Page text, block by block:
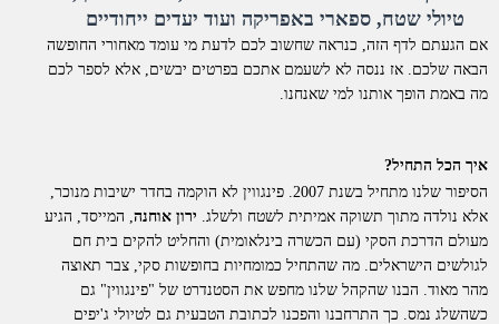
טיולי שטח, ספארי באפריקה ועוד יעדים ייחודיים
אם הגעתם לדף הזה, כנראה שחשוב לכם לדעת מי עומד מאחורי החופשה
הבאה שלכם. אז ננסה לא לשעמם אתכם בפרטים יבשים, אלא לספר לכם
מה באמת הופך אותנו למי שאנחנו.
איך הכל התחיל?
הסיפור שלנו מתחיל בשנת 2007. פינגווין לא הוקמה בחדר ישיבות מנוכר,
אלא נולדה מתוך תשוקה אמיתית לשטח ולשלג. ירון אוחנה , המייסד, הגיע
מעולם הדרכת הסקי (עם הכשרה בינלאומית) והחליט להקים בית חם
לגולשים הישראלים. מה שהתחיל כמומחיות בחופשות סקי, צבר תאוצה
מהר מאוד. הבנו שהקהל שלנו מחפש את הסטנדרט של "פינגווין" גם
כשהשלג נמס. כך התרחבנו והפכנו לכתובת הטבעית גם לטיולי ג'יפים